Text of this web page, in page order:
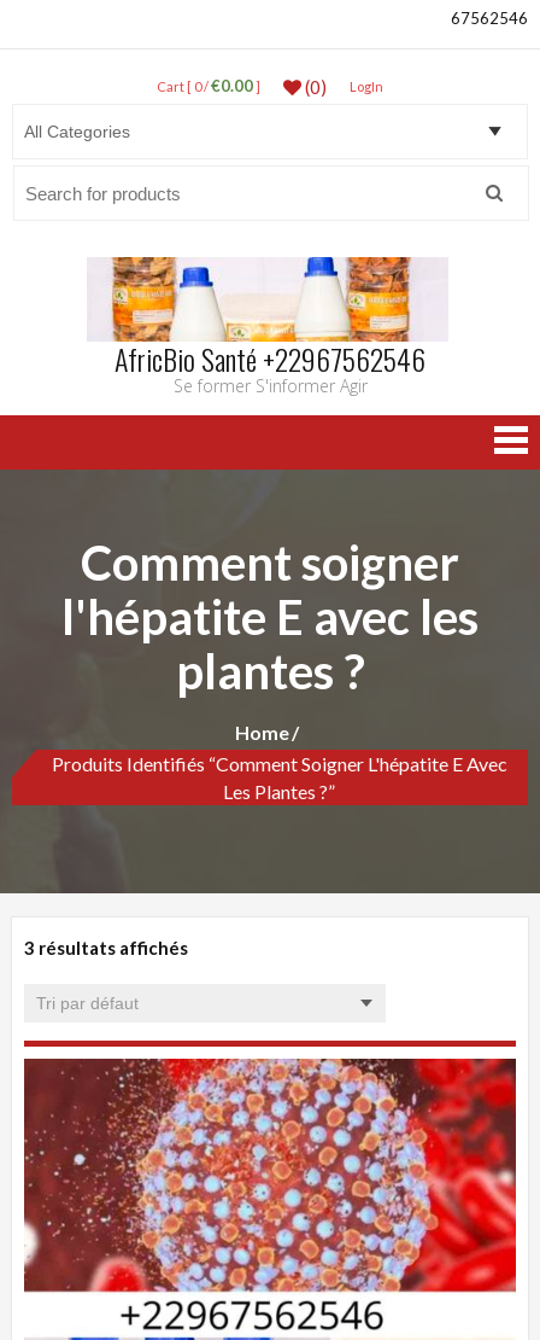
67562546
Cart [ 0 /€0.00] (0) LogIn
AfricBio Santé +22967562546
Se former S'informer Agir
Comment soigner
l'hépatite E avec les
plantes ?
Home
Produits Identifiés “Comment Soigner L'hépatite E Avec
Les Plantes ?”
3 résultats affichés